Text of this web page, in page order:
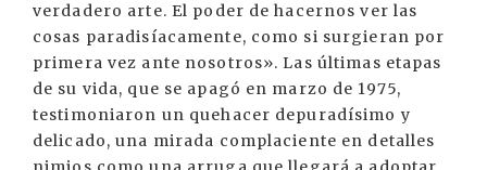
verdadero arte. El poder de hacernos ver las
cosas paradisíacamente, como si surgieran por
primera vez ante nosotros». Las últimas etapas
de su vida, que se apagó en marzo de 1975,
testimoniaron un quehacer depuradísimo y
delicado, una mirada complaciente en detalles